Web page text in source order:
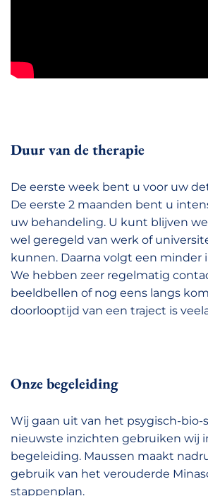
Duur van de therapie
De eerste week bent u voor uw
De eerste 2 maanden bent u
uw behandeling. U kunt blijven
wel geregeld van werk of
kunnen. Daarna volgt een minder
We hebben zeer regelmatig
beeldbellen of nog eens langs
doorlooptijd van een traject is
Onze begeleiding
Wij gaan uit van het psygisch-bio-
nieuwste inzichten gebruiken wij
begeleiding. Maussen maakt
gebruik van het verouderde
stappenplan.